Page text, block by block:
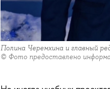
Полина Черемхина и главный
© Фото предоставлено